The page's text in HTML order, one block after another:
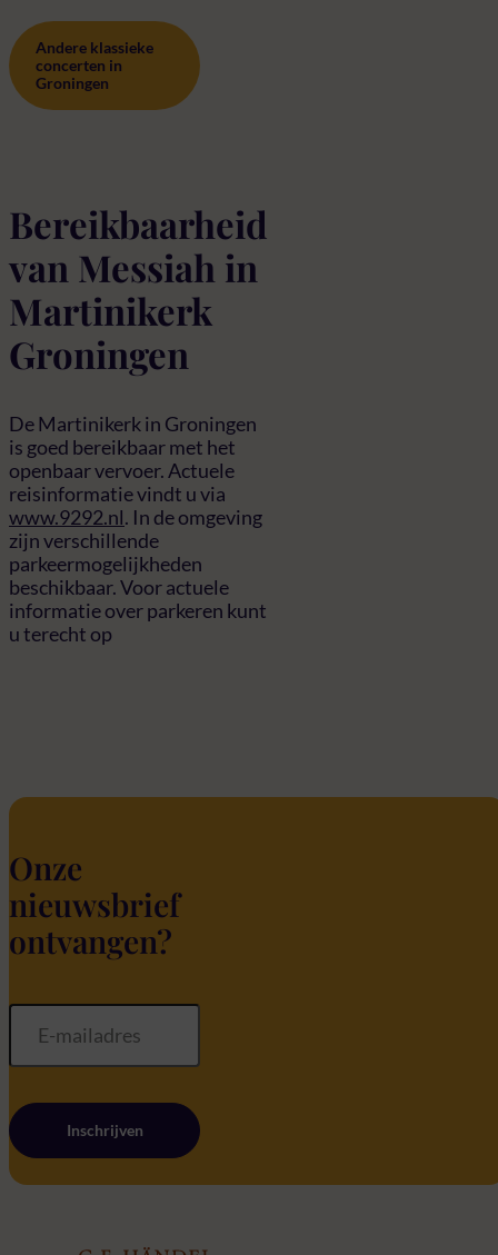
Andere klassieke
concerten in
Groningen
Bereikbaarheid
van Messiah in
Martinikerk
Groningen
De Martinikerk in Groningen
is goed bereikbaar met het
openbaar vervoer. Actuele
reisinformatie vindt u via
www.9292.nl. In de omgeving
zijn verschillende
parkeermogelijkheden
beschikbaar. Voor actuele
informatie over parkeren kunt
u terecht op
Onze
nieuwsbrief
ontvangen?
Inschrijven